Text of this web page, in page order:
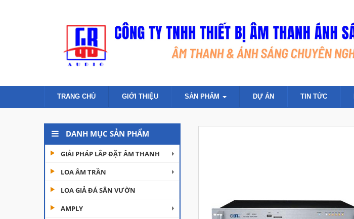
TRANG CHỦ GIỚI THIỆU SẢN PHẨM DỰ ÁN TIN TỨC
DANH MỤC SẢN PHẨM
GIẢI PHÁP LẮP ĐẶT ÂM THANH
LOA ÂM TRẦN
LOA GIẢ ĐÁ SÂN VƯỜN
AMPLY